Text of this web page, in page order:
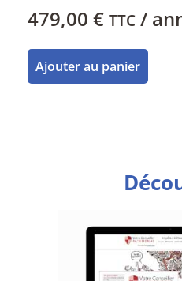
479,00 € TTC /
Ajouter au panier